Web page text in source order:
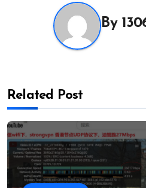
By
Related Post